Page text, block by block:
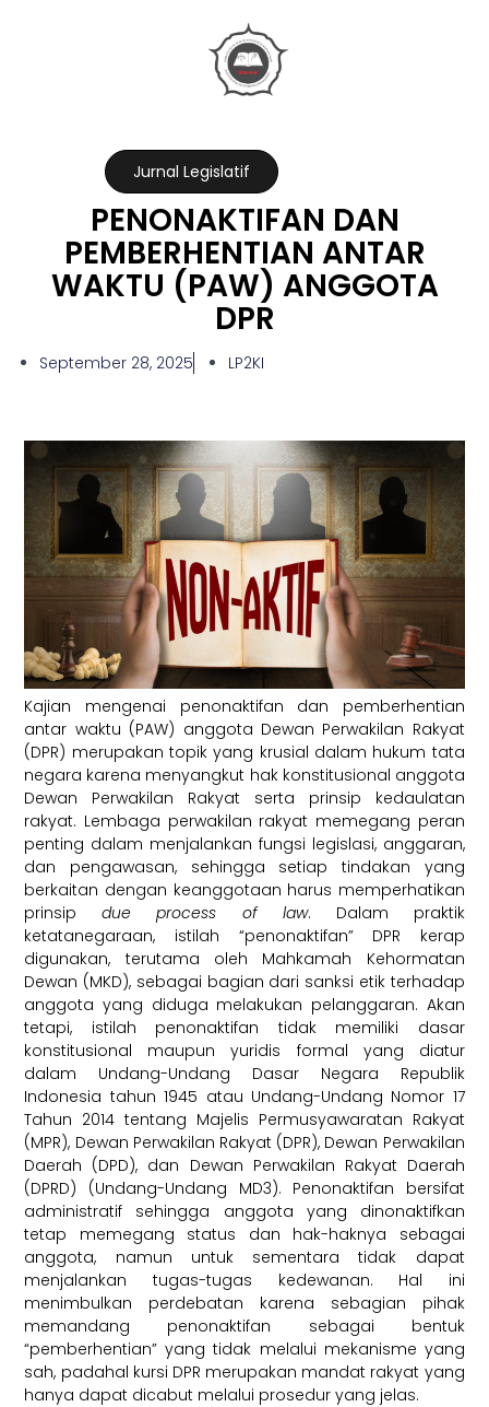
Jurnal Legislatif
PENONAKTIFAN DAN
PEMBERHENTIAN ANTAR
WAKTU (PAW) ANGGOTA
DPR
September 28, 2025 LP2KI
Kajian mengenai penonaktifan dan pemberhentian
antar waktu (PAW) anggota Dewan Perwakilan Rakyat
(DPR) merupakan topik yang krusial dalam hukum tata
negara karena menyangkut hak konstitusional anggota
Dewan Perwakilan Rakyat serta prinsip kedaulatan
rakyat. Lembaga perwakilan rakyat memegang peran
penting dalam menjalankan fungsi legislasi, anggaran,
dan pengawasan, sehingga setiap tindakan yang
berkaitan dengan keanggotaan harus memperhatikan
prinsipdue process of law. Dalam praktik
ketatanegaraan, istilah “penonaktifan” DPR kerap
digunakan, terutama oleh Mahkamah Kehormatan
Dewan (MKD), sebagai bagian dari sanksi etik terhadap
anggota yang diduga melakukan pelanggaran. Akan
tetapi, istilah penonaktifan tidak memiliki dasar
konstitusional maupun yuridis formal yang diatur
dalam Undang-Undang Dasar Negara Republik
Indonesia tahun 1945 atau Undang-Undang Nomor 17
Tahun 2014 tentang Majelis Permusyawaratan Rakyat
(MPR), Dewan Perwakilan Rakyat (DPR), Dewan Perwakilan
Daerah (DPD), dan Dewan Perwakilan Rakyat Daerah
(DPRD) (Undang-Undang MD3). Penonaktifan bersifat
administratif sehingga anggota yang dinonaktifkan
tetap memegang status dan hak-haknya sebagai
anggota, namun untuk sementara tidak dapat
menjalankan tugas-tugas kedewanan. Hal ini
menimbulkan perdebatan karena sebagian pihak
memandang penonaktifan sebagai bentuk
“pemberhentian” yang tidak melalui mekanisme yang
sah, padahal kursi DPR merupakan mandat rakyat yang
hanya dapat dicabut melalui prosedur yang jelas.